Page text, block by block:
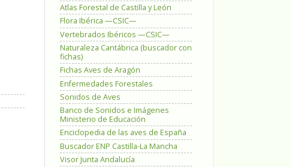
Atlas Forestal de Castilla y León
Flora Ibérica —CSIC—
Vertebrados Ibéricos —CSIC—
Naturaleza Cantábrica (buscador con
fichas)
Fichas Aves de Aragón
Enfermedades Forestales
Sonidos de Aves
Banco de Sonidos e Imágenes
Ministerio de Educación
Enciclopedia de las aves de España
Buscador ENP Castilla-La Mancha
Visor Junta Andalucía